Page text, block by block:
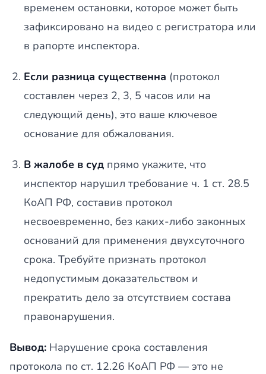
временем остановки, которое может быть
зафиксировано на видео с регистратора или
в рапорте инспектора.
Если разница существенна (протокол
составлен через 2, 3, 5 часов или на
следующий день), это ваше ключевое
основание для обжалования.
В жалобе в суд прямо укажите, что
инспектор нарушил требование ч. 1 ст. 28.5
КоАП РФ, составив протокол
несвоевременно, без каких-либо законных
оснований для применения двухсуточного
срока. Требуйте признать протокол
недопустимым доказательством и
прекратить дело за отсутствием состава
правонарушения.
Вывод: Нарушение срока составления
протокола по ст. 12.26 КоАП РФ — это не